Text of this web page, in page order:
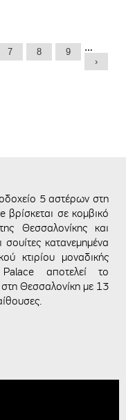
7 8 9 …
›
5 αστέρων στη
σε κομβικό
Θεσσαλονίκης και
κατανεμημένα
κτιρίου μοναδικής
αποτελεί το
Θεσσαλονίκη με 13